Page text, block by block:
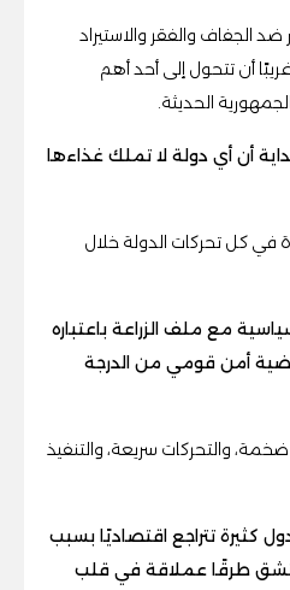
الجفاف والفقر والاستيراد
أن تتحول إلى أحد أهم
الحديثة.
أن أي دولة لا تملك غذاءها
في كل تحركات الدولة خلال
مع ملف الزراعة باعتباره
قضية أمن قومي من الدرجة
والتحركات سريعة، والتنفيذ
كثيرة تتراجع اقتصاديًا بسبب
تشق طرقًا عملاقة في قلب